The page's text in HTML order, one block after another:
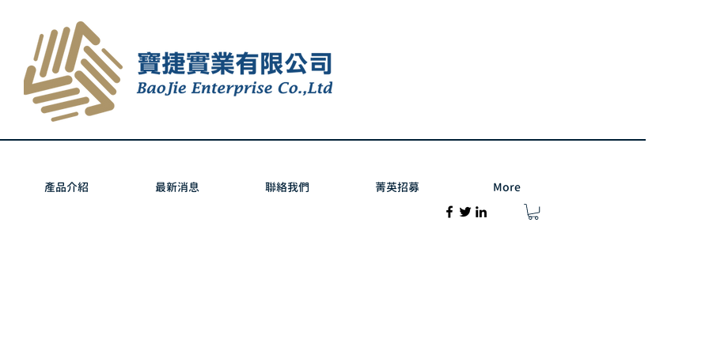
產品介紹 最新消息 聯絡我們 菁英招募 More